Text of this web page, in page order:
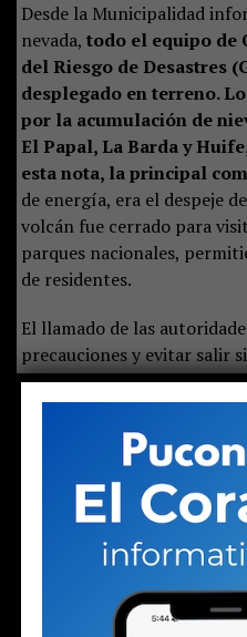
Desde la Municipalidad
nevada, todo el equipo de
del Riesgo de Desastres
desplegado en terreno.
por la acumulación de
El Papal, La Barda y
esta nota, la principal
de energía, era el despeje
volcán fue cerrado para
parques nacionales,
de residentes.
El llamado de las
precauciones y evitar salir
necesario.La alerta
domingo y el lunes
temperaturas. La
aparece como la
medio de uno de los
Zona Lacustre de La
Hazte miembro de
recibe las noticias primero